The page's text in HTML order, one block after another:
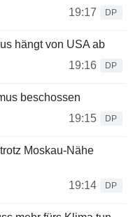
19:17
DP
hängt von USA ab
19:16
DP
beschossen
19:15
DP
Moskau-Nähe
19:14
DP